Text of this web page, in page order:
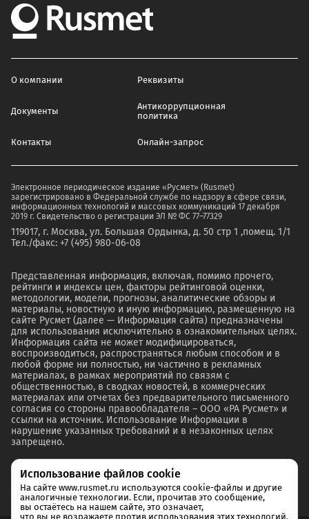
О компании Реквизиты
Документы
Антикоррупционная
политика
Контакты Онлайн-запрос
Электронное периодическое издание «Русмет» (Rusmet)
зарегистрировано в Федеральной службе по надзору в сфере связи,
информационных технологий и массовых коммуникаций 17 декабря
2019 г. Свидетельство о регистрации ЭЛ № ФС 77–77329
119017, г. Москва, ул. Большая Ордынка, д. 50 стр 1 ,помещ. 1/1
Тел./факс: +7 (495) 980-06-08
Представленная информация, включая, помимо прочего,
рейтинги и индексы цен, факторы рейтинговой оценки,
методологии, модели, прогнозы, аналитические обзоры и
материалы, новостную и иную информацию, размещенную на
сайте Русмет (далее — Информация сайта) предназначены
для использования исключительно в ознакомительных целях.
Информация сайта не может модифицироваться,
воспроизводиться, распространяться любым способом и в
любой форме ни полностью, ни частично в рекламных
материалах, в рамках мероприятий по связям с
общественностью, в сводках новостей, в коммерческих
материалах или отчетах без предварительного письменного
согласия со стороны правообладателя – ООО «РА Русмет» и
ссылки на источник. Использование Информации в
нарушение указанных требований и в незаконных целях
запрещено.
Использование файлов cookie
На сайте www.rusmet.ru используются cookie-файлы и другие
аналогичные технологии. Если, прочитав это сообщение,
вы остаётесь на нашем сайте, это означает,
что вы не возражаете против использования этих технологий.